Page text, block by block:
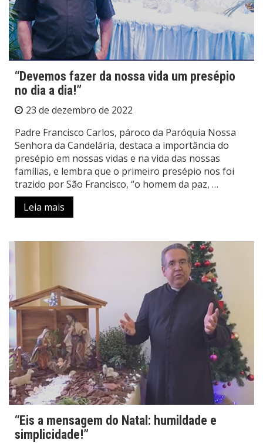
“Devemos fazer da nossa vida um presépio
no dia a dia!”
23 de dezembro de 2022
Padre Francisco Carlos, pároco da Paróquia Nossa
Senhora da Candelária, destaca a importância do
presépio em nossas vidas e na vida das nossas
famílias, e lembra que o primeiro presépio nos foi
trazido por São Francisco, “o homem da paz, …
Leia mais
“Eis a mensagem do Natal: humildade e
simplicidade!”